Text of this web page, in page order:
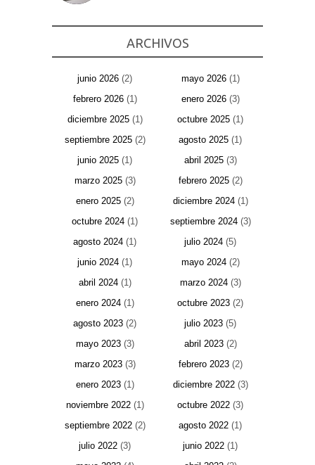
ARCHIVOS
junio 2026 (2) mayo 2026(1)
febrero 2026(1) enero 2026(3)
diciembre 2025(1) octubre 2025 (1)
septiembre 2025(2) agosto 2025 (1)
junio 2025 (1) abril 2025(3)
marzo 2025(3) febrero 2025(2)
enero 2025(2) diciembre 2024(1)
octubre 2024 (1) septiembre 2024(3)
agosto 2024 (1) julio 2024 (5)
junio 2024 (1) mayo 2024(2)
abril 2024(1) marzo 2024(3)
enero 2024(1) octubre 2023 (2)
agosto 2023 (2) julio 2023 (5)
mayo 2023(3) abril 2023(2)
marzo 2023(3) febrero 2023(2)
enero 2023(1) diciembre 2022(3)
noviembre 2022(1) octubre 2022 (3)
septiembre 2022(2) agosto 2022 (1)
julio 2022 (3) junio 2022 (1)